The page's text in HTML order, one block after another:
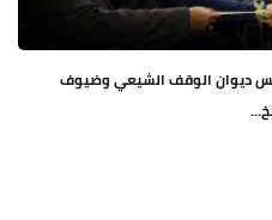
ديوان الوقف الشيعي وضيوف